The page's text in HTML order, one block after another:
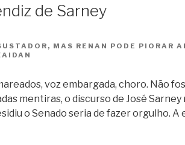
de Sarney
MAS RENAN PODE PIORAR
voz embargada, choro. Não
mentiras, o discurso de José Sarney
o Senado seria de fazer orgulho. A